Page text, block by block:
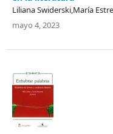
Liliana Swiderski,María
mayo 4, 2023